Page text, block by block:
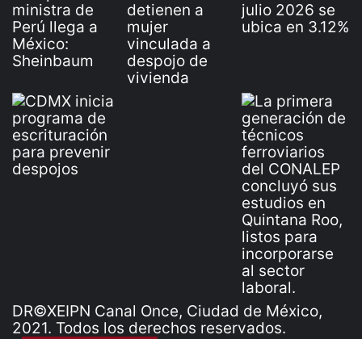
DR©XEIPN Canal Once, Ciudad de México,
2021. Todos los derechos reservados.